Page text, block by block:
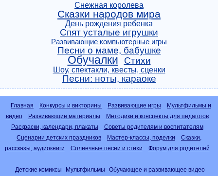
Снежная королева
Сказки народов мира
День рождения ребенка
Спят усталые игрушки
Развивающие компьютерные игры
Песни о маме, бабушке
Обучалки Стихи
Шоу, спектакли, квесты, сценки
Песни: ноты, караоке
Главная Конкурсы и викторины Развивающие игры
Мультфильмы и
видео
Развивающие материалы
Методики и конспекты для педагогов
Раскраски, календари, плакаты
Советы родителям и воспитателям
Сценарии детских праздников
Мастер-классы, поделки
Сказки,
рассказы, аудиокниги
Солнечные песни и стихи Форум для родителей
Детские комиксы Мультфильмы
Обучающее и развивающее видео